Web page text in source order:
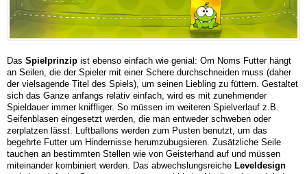
Das Spielprinzip ist ebenso einfach wie genial: Om Noms Futter hängt
an Seilen, die der Spieler mit einer Schere durchschneiden muss (daher
der vielsagende Titel des Spiels), um seinen Liebling zu füttern. Gestaltet
sich das Ganze anfangs relativ einfach, wird es mit zunehmender
Spieldauer immer kniffliger. So müssen im weiteren Spielverlauf z.B.
Seifenblasen eingesetzt werden, die man entweder schweben oder
zerplatzen lässt. Luftballons werden zum Pusten benutzt, um das
begehrte Futter um Hindernisse herumzubugsieren. Zusätzliche Seile
tauchen an bestimmten Stellen wie von Geisterhand auf und müssen
miteinander kombiniert werden. Das abwechslungsreiche Leveldesign